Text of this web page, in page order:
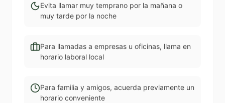
Evita llamar muy temprano por la mañana o
muy tarde por la noche
Para llamadas a empresas u oficinas, llama en
horario laboral local
Para familia y amigos, acuerda previamente un
horario conveniente